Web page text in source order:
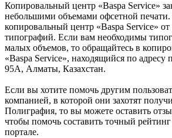
Копировальный центр «Baspa Service»
небольшими объемами офсетной печати.
копировальный центр «Baspa Service»
типографий. Если вам необходимы
малых объемов, то обращайтесь в
«Baspa Service», находящийся по адресу
95А, Алматы, Казахстан.
Если вы хотите помочь другим
компанией, в которой они захотят
Полиграфия, то вы можете оставить
чтобы помочь составить точный
портале.